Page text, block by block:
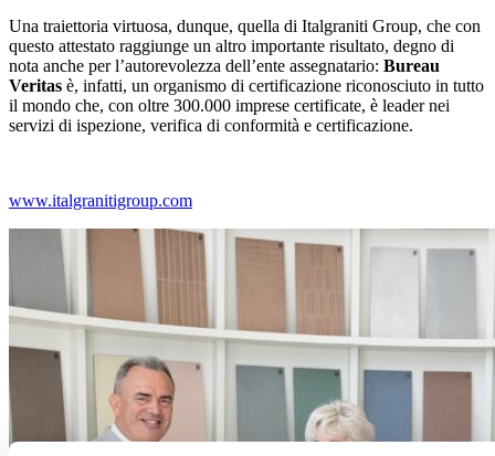
Una traiettoria virtuosa, dunque, quella di Italgraniti Group, che con
questo attestato raggiunge un altro importante risultato, degno di
nota anche per l’autorevolezza dell’ente assegnatario: Bureau
Veritas è, infatti, un organismo di certificazione riconosciuto in tutto
il mondo che, con oltre 300.000 imprese certificate, è leader nei
servizi di ispezione, verifica di conformità e certificazione.
www.italgranitigroup.com